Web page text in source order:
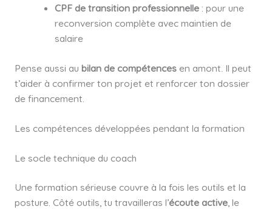
CPF de transition professionnelle : pour une
reconversion complète avec maintien de
salaire
Pense aussi au bilan de compétencesen amont. Il peut
t’aider à confirmer ton projet et renforcer ton dossier
de financement.
Les compétences développées pendant la formation
Le socle technique du coach
Une formation sérieuse couvre à la fois les outils et la
posture. Côté outils, tu travailleras l’écoute active, le